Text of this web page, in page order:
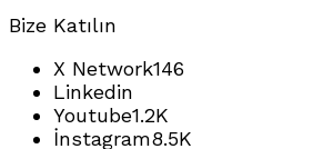
Bize Katılın
X Network146
Linkedin
Youtube1.2K
İnstagram8.5K